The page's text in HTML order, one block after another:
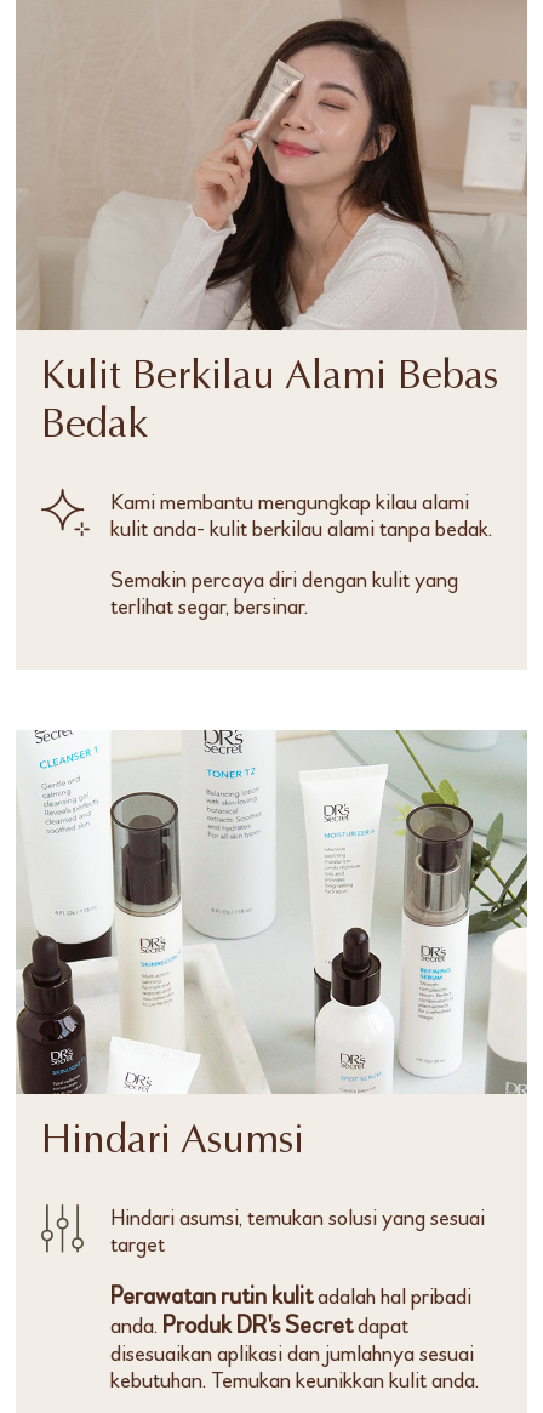
Kulit Berkilau Alami Bebas
Bedak
Kami membantu mengungkap kilau alami
kulit anda- kulit berkilau alami tanpa bedak.
Semakin percaya diri dengan kulit yang
terlihat segar, bersinar.
Hindari Asumsi
Hindari asumsi, temukan solusi yang sesuai
target
Perawatan rutin kulitadalah hal pribadi
anda. Produk DR's Secretdapat
disesuaikan aplikasi dan jumlahnya sesuai
kebutuhan. Temukan keunikkan kulit anda.